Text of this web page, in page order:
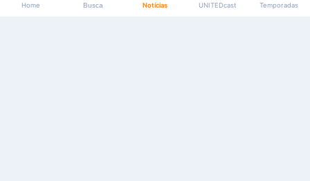
Home Busca Notícias UNITEDcast Temporadas